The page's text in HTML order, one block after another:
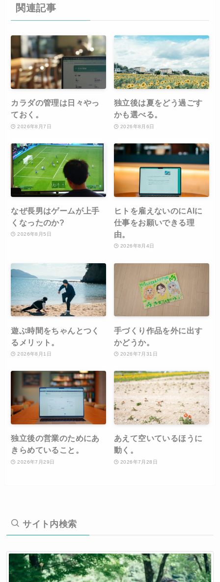
関連記事
カラダの管理は日々やっ
ておく。
2026年8月7日
独立後は夏をどう過ごす
かも選べる。
2026年8月6日
なぜ長男はゲームが上手
くなったのか?
2026年8月5日
ヒトを雇えないのにAIに
仕事をお願いできる理
由。
2026年8月4日
遊ぶ時間をちゃんとつく
るメリット。
2026年8月1日
手づくり作品を外に出す
かどうか。
2026年7月31日
独立後の営業のためにあ
きらめていること。
2026年7月29日
あえて空いているほうに
動く。
2026年7月28日
サイト内検索